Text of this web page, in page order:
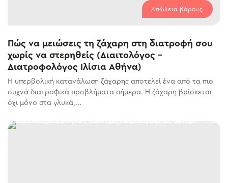
Απώλεια βάρους
Πώς να μειώσεις τη ζάχαρη στη διατροφή σου
χωρίς να στερηθείς (Διαιτολόγος –
Διατροφολόγος Ιλίσια Αθήνα)
Η υπερβολική κατανάλωση ζάχαρης αποτελεί ένα από τα πιο
συχνά διατροφικά προβλήματα σήμερα. Η ζάχαρη βρίσκεται
όχι μόνο στα γλυκά,...